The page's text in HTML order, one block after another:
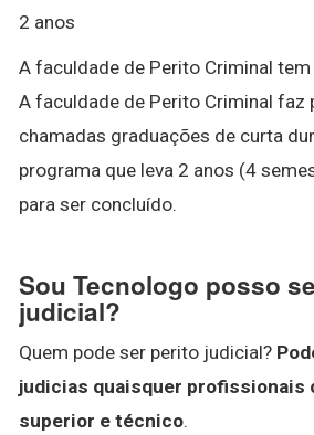
2 anos
A faculdade de Perito Criminal tem
A faculdade de Perito Criminal faz
chamadas graduações de curta
programa que leva 2 anos (4
para ser concluído.
Sou Tecnologo posso
judicial?
Quem pode ser perito judicial?
judicias quaisquer profissionais
superior e técnico.